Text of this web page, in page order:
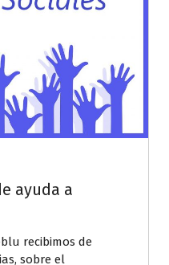
ayuda a
recibimos de
sobre el